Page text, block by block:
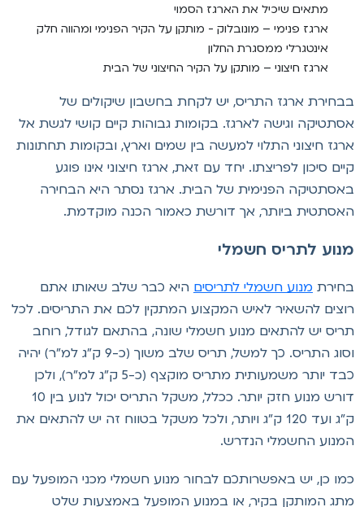
מתאים שיכיל את הארגז הסמוי
ארגז פנימי – מונובלוק - מותקן על הקיר הפנימי ומהווה חלק
אינטגרלי ממסגרת החלון
ארגז חיצוני – מותקן על הקיר החיצוני של הבית
ארגז התריס, יש לקחת בחשבון שיקולים של
וגישה לארגז. בקומות גבוהות קיים קושי לגשת אל
חיצוני התלוי למעשה בין שמים וארץ, ובקומות תחתונות
סיכון לפריצתו. יחד עם זאת, ארגז חיצוני אינו פוגע
הפנימית של הבית. ארגז נסתר היא הבחירה
ביותר, אך דורשת כאמור הכנה מוקדמת.
לתריס חשמלי
מנוע חשמלי לתריסיםהיא כבר שלב שאותו אתם
להשאיר לאיש המקצוע המתקין לכם את התריסים. לכל
יש להתאים מנוע חשמלי שונה, בהתאם לגודל, רוחב
וסוג התריס. כך למשל, תריס שלב משוך (כ-9 ק"ג למ"ר) יהיה
כבד יותר משמעותית מתריס מוקצף (כ-5 ק"ג למ"ר), ולכן
דורש מנוע חזק יותר. ככלל, משקל התריס יכול לנוע בין 10
ק"ג ועד 120 ק"ג ויותר, ולכל משקל בטווח זה יש להתאים את
החשמלי הנדרש.
כן, יש באפשרותכם לבחור מנוע חשמלי מכני המופעל עם
המותקן בקיר, או במנוע המופעל באמצעות שלט